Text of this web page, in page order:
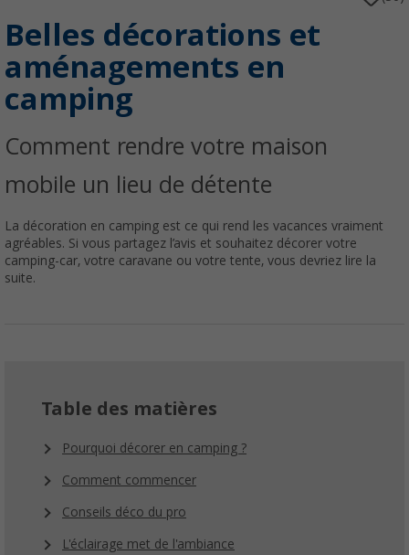
Belles décorations et
aménagements en
camping
Comment rendre votre maison
mobile un lieu de détente
La décoration en camping est ce qui rend les vacances vraiment
agréables. Si vous partagez l’avis et souhaitez décorer votre
camping-car, votre caravane ou votre tente, vous devriez lire la
suite.
Table des matières
Pourquoi décorer en camping ?
Comment commencer
Conseils déco du pro
L'éclairage met de l'ambiance